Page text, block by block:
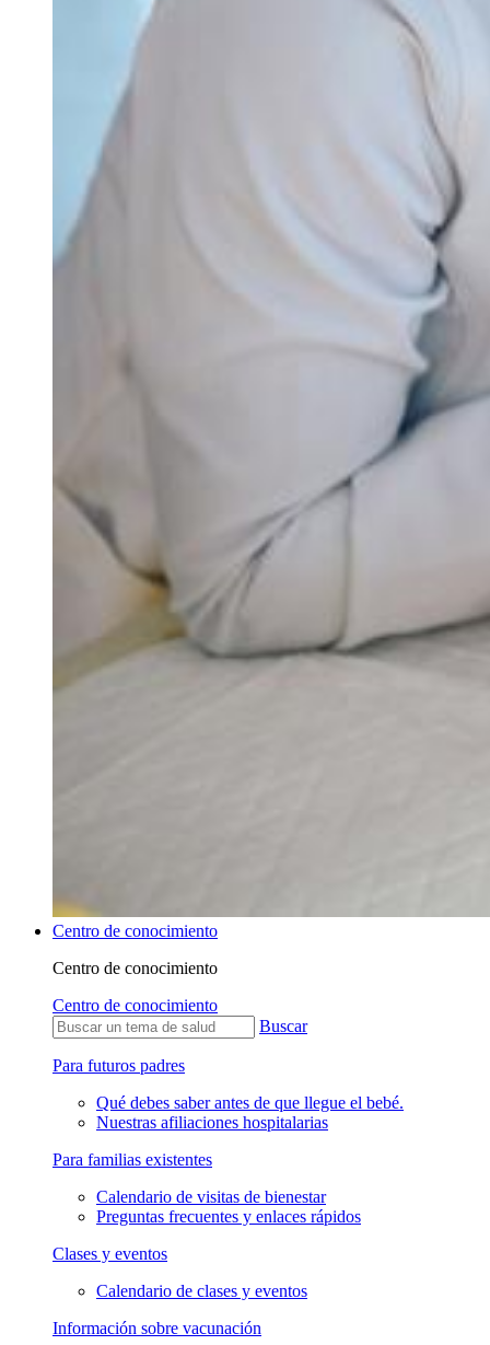
Centro de conocimiento
Centro de conocimiento
Centro de conocimiento
Buscar
Para futuros padres
Qué debes saber antes de que llegue el bebé.
Nuestras afiliaciones hospitalarias
Para familias existentes
Calendario de visitas de bienestar
Preguntas frecuentes y enlaces rápidos
Clases y eventos
Calendario de clases y eventos
Información sobre vacunación